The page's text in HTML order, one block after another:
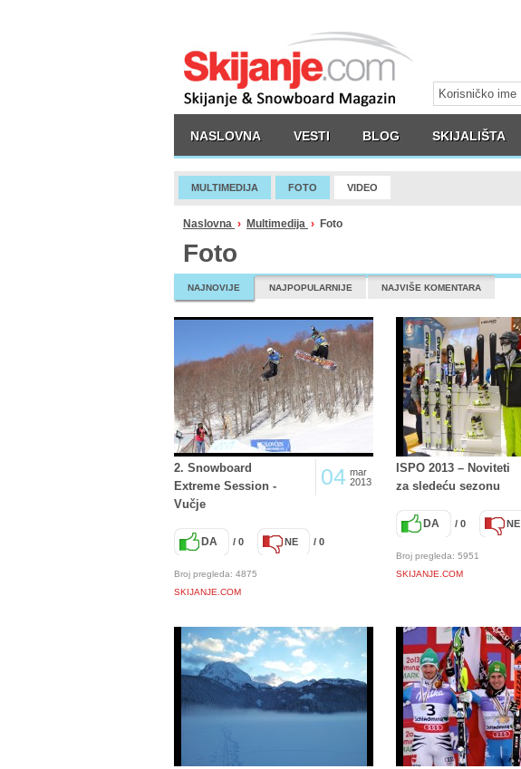
NASLOVNA VESTI BLOG SKIJALIŠTA
MULTIMEDIJA FOTO VIDEO
Naslovna › Multimedija › Foto
Foto
NAJNOVIJE NAJPOPULARNIJE NAJVIŠE KOMENTARA
04 mar
2013
2. Snowboard
Extreme Session -
Vučje
DA / 0 NE / 0
Broj pregleda: 4875
SKIJANJE.COM
ISPO 2013 – Noviteti
za sledeću sezonu
DA / 0 NE
Broj pregleda: 5951
SKIJANJE.COM